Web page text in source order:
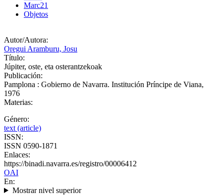
Marc21
Objetos
Autor/Autora:
Oregui Aramburu, Josu
Título:
Júpiter, oste, eta osterantzekoak
Publicación:
Pamplona : Gobierno de Navarra. Institución Príncipe de Viana,
1976
Materias:
Género:
text (article)
ISSN:
ISSN 0590-1871
Enlaces:
https://binadi.navarra.es/registro/00006412
OAI
En:
Mostrar nivel superior